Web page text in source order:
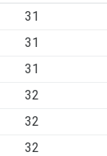
31
31
31
32
32
32